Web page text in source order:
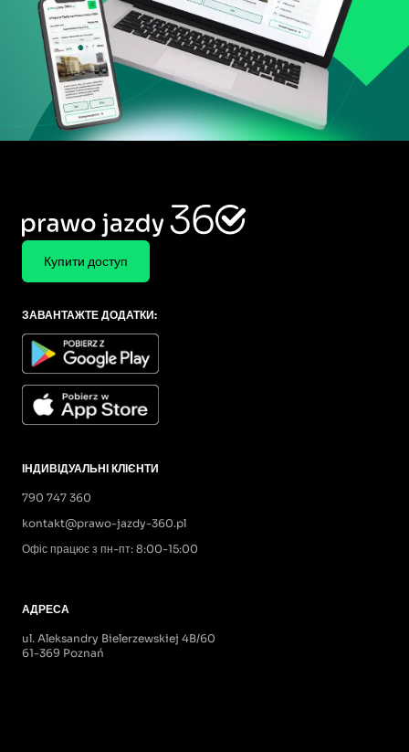
Купити доступ
ІНДИВІДУАЛЬНІ КЛІЄНТИ
790 747 360
kontakt@prawo-jazdy-360.pl
Офіс працює з пн-пт: 8:00-15:00
АДРЕСА
ul. Aleksandry Bielerzewskiej 4B/60
61-369 Poznań
ЗАВАНТАЖТЕ ДОДАТКИ: